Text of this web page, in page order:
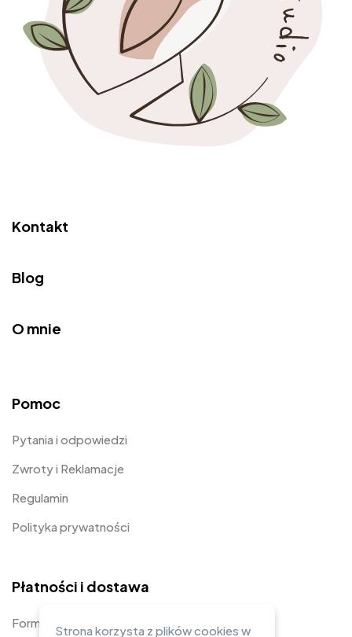
Kontakt
Blog
O mnie
Pomoc
Pytania i odpowiedzi
Zwroty i Reklamacje
Regulamin
Polityka prywatności
Płatności i dostawa
Formy płatności
Strona korzysta z plików cookies w